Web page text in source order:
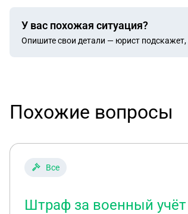
У вас похожая ситуация?
Опишите свои детали — юрист подскажет,
Похожие вопросы
Все
Штраф за военный